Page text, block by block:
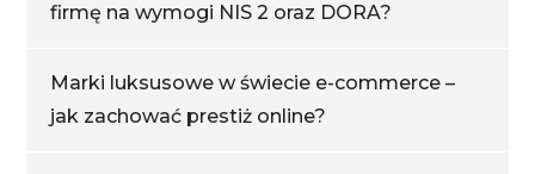
firmę na wymogi NIS 2 oraz DORA?
Marki luksusowe w świecie e-commerce –
jak zachować prestiż online?